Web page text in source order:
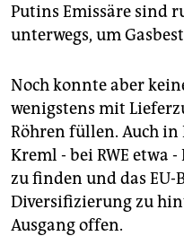
Putins Emissäre sind
unterwegs, um
Noch konnte aber
wenigstens mit
Röhren füllen. Auch
Kreml - bei RWE etwa
zu finden und das EU-
Diversifizierung zu
Ausgang offen.